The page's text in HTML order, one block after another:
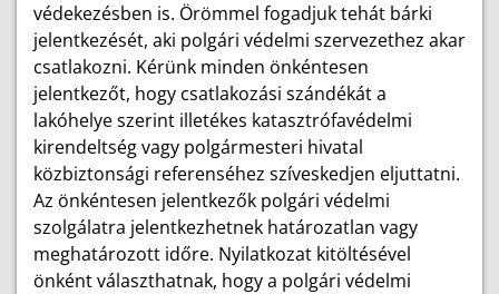
védekezésben is. Örömmel fogadjuk tehát bárki
jelentkezését, aki polgári védelmi szervezethez akar
csatlakozni. Kérünk minden önkéntesen
jelentkezőt, hogy csatlakozási szándékát a
lakóhelye szerint illetékes katasztrófavédelmi
kirendeltség vagy polgármesteri hivatal
közbiztonsági referenséhez szíveskedjen eljuttatni.
Az önkéntesen jelentkezők polgári védelmi
szolgálatra jelentkezhetnek határozatlan vagy
meghatározott időre. Nyilatkozat kitöltésével
önként választhatnak, hogy a polgári védelmi